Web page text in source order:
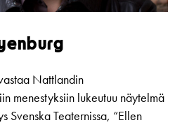
Nattlandin
menestyksiin lukeutuu näytelmä
Svenska Teaternissa, “Ellen